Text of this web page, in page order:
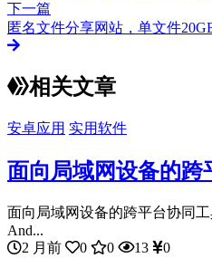
下一篇
匿名文件分享网站，单文件
相关文章
安卓应用 实用软件
面向局域网设备的跨
面向局域网设备的跨平台协同工
And...
2 月前
0 0 13
0